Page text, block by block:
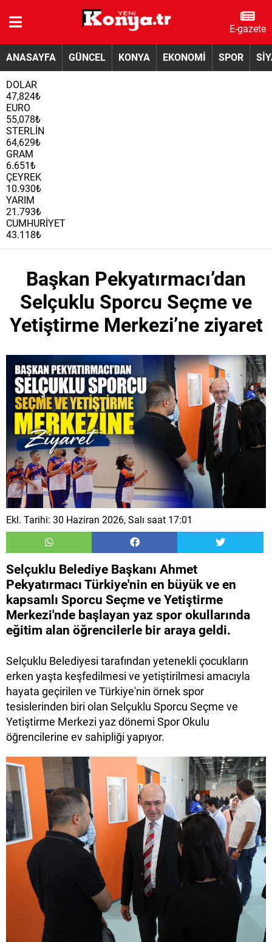
E-gazete
ANASAYFA GÜNCEL KONYA EKONOMİ SPOR
DOLAR
47,824₺
EURO
55,078₺
STERLİN
64,629₺
GRAM
6.651₺
ÇEYREK
10.930₺
YARIM
21.793₺
CUMHURİYET
43.118₺
Başkan Pekyatırmacı’dan
Selçuklu Sporcu Seçme ve
Yetiştirme Merkezi’ne ziyaret
Ekl. Tarihi: 30 Haziran 2026, Salı saat 17:01
Selçuklu Belediye Başkanı Ahmet
Pekyatırmacı Türkiye'nin en büyük ve en
kapsamlı Sporcu Seçme ve Yetiştirme
Merkezi'nde başlayan yaz spor okullarında
eğitim alan öğrencilerle bir araya geldi.
Selçuklu Belediyesi tarafından yetenekli çocukların
erken yaşta keşfedilmesi ve yetiştirilmesi amacıyla
hayata geçirilen ve Türkiye'nin örnek spor
tesislerinden biri olan Selçuklu Sporcu Seçme ve
Yetiştirme Merkezi yaz dönemi Spor Okulu
öğrencilerine ev sahipliği yapıyor.